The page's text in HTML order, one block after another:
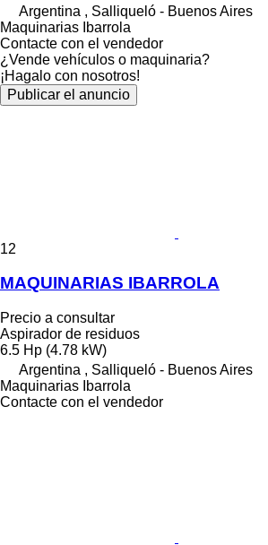
Argentina , Salliqueló - Buenos Aires
Maquinarias Ibarrola
Contacte con el vendedor
¿Vende vehículos o maquinaria?
¡Hagalo con nosotros!
Publicar el anuncio
12
MAQUINARIAS IBARROLA
Precio a consultar
Aspirador de residuos
6.5 Hp (4.78 kW)
Argentina , Salliqueló - Buenos Aires
Maquinarias Ibarrola
Contacte con el vendedor